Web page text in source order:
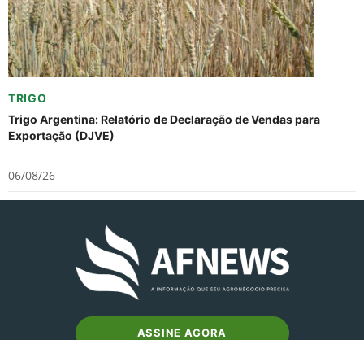
TRIGO
Trigo Argentina: Relatório de Declaração de Vendas para
Exportação (DJVE)
06/08/26
ASSINE AGORA